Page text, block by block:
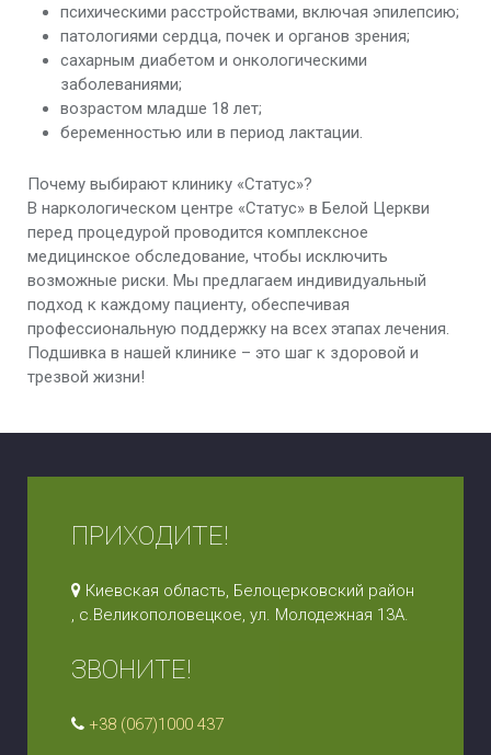
психическими расстройствами, включая эпилепсию;
патологиями сердца, почек и органов зрения;
сахарным диабетом и онкологическими
заболеваниями;
возрастом младше 18 лет;
беременностью или в период лактации.
Почему выбирают клинику «Статус»?
В наркологическом центре «Статус» в Белой Церкви
перед процедурой проводится комплексное
медицинское обследование, чтобы исключить
возможные риски. Мы предлагаем индивидуальный
подход к каждому пациенту, обеспечивая
профессиональную поддержку на всех этапах лечения.
Подшивка в нашей клинике – это шаг к здоровой и
трезвой жизни!
ПРИХОДИТЕ!
Киевская область, Белоцерковский район
, с.Великополовецкое, ул. Молодежная 13А.
ЗВОНИТЕ!
+38 (067)1000 437